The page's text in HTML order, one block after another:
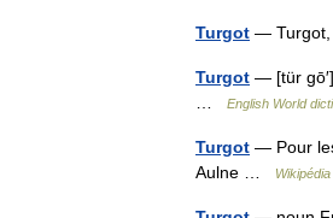
Turgot — Turgot,
Turgot — [tür
…
English World
Turgot — Pour
Aulne …